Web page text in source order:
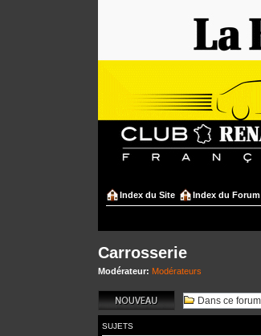
Index du Site Index du Forum
Carrosserie
Modérateur: Modérateurs
Écrire un nouveau
sujet
SUJETS